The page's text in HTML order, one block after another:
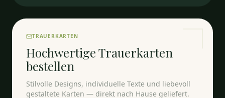
TRAUERKARTEN
Hochwertige Trauerkarten
bestellen
Stilvolle Designs, individuelle Texte und liebevoll
gestaltete Karten — direkt nach Hause geliefert.